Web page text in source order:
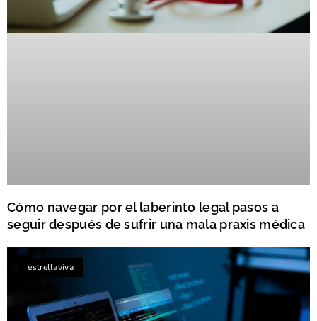
Cómo navegar por el laberinto legal pasos a
seguir después de sufrir una mala praxis médica
estrellaviva